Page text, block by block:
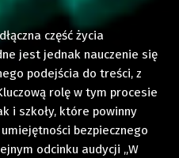
część życia
jest jednak nauczenie się
podejścia do treści, z
rolę w tym procesie
i szkoły, które powinny
bezpiecznego
odcinku audycji „W